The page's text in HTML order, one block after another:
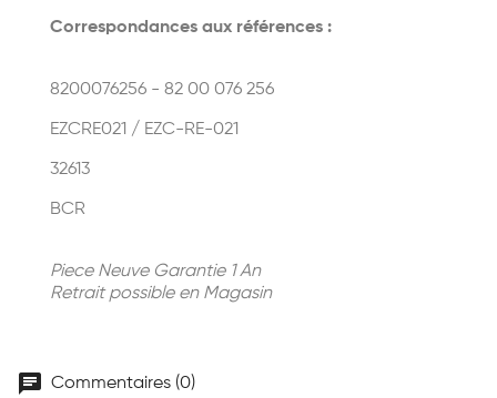
Correspondances aux références :
8200076256 - 82 00 076 256
EZCRE021 / EZC-RE-021
32613
BCR
Piece Neuve Garantie 1 An
Retrait possible en Magasin
chat Commentaires (0)